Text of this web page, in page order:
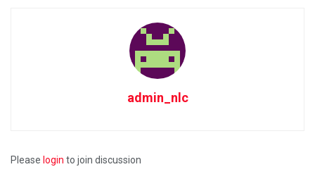
admin_nlc
Please login to join discussion